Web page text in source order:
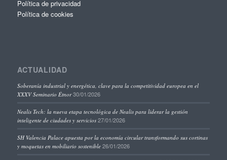
Política de privacidad
Política de cookies
ACTUALIDAD
Soberanía industrial y energética, clave para la competitividad europea en el
XXXV Seminario Étnor 30/01/2026
Nealis Tech: la nueva etapa tecnológica de Nealis para liderar la gestión
inteligente de ciudades y servicios 27/01/2026
SH Valencia Palace apuesta por la economía circular transformando sus cortinas
y moquetas en mobiliario sostenible 26/01/2026